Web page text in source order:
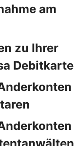
am
zu Ihrer
Debitkarte